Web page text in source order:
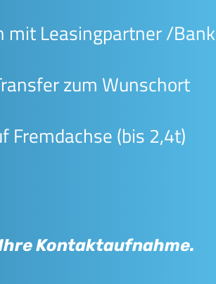
mit Leasingpartner /Bank
zum Wunschort
Fremdachse (bis 2,4t)
Kontaktaufnahme.